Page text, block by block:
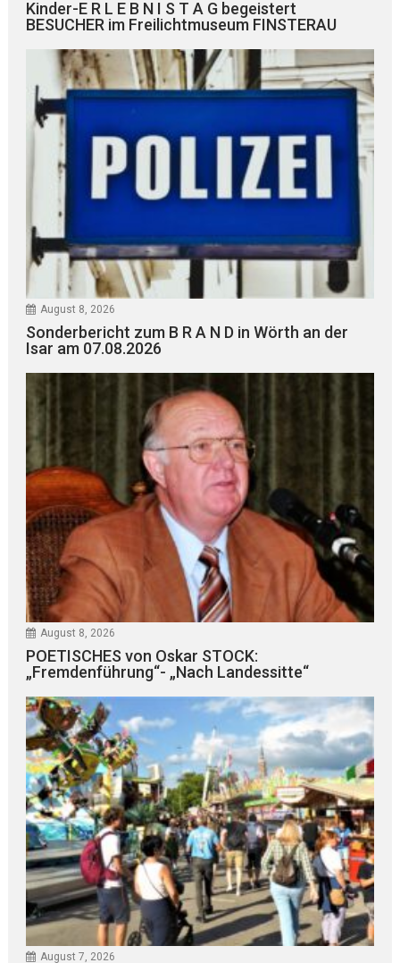
Kinder-E R L E B N I S T A G begeistert
BESUCHER im Freilichtmuseum FINSTERAU
August 8, 2026
Sonderbericht zum B R A N D in Wörth an der
Isar am 07.08.2026
August 8, 2026
POETISCHES von Oskar STOCK:
„Fremdenführung“- „Nach Landessitte“
August 7, 2026